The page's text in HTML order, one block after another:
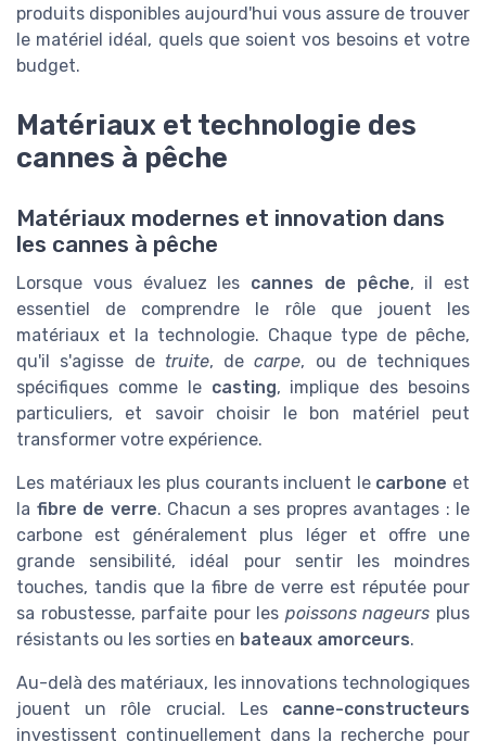
produits disponibles aujourd'hui vous assure de trouver
le matériel idéal, quels que soient vos besoins et votre
budget.
Matériaux et technologie des
cannes à pêche
Matériaux modernes et innovation dans
les cannes à pêche
Lorsque vous évaluez les cannes de pêche, il est
essentiel de comprendre le rôle que jouent les
matériaux et la technologie. Chaque type de pêche,
qu'il s'agisse de truite, decarpe, ou de techniques
spécifiques comme le casting, implique des besoins
particuliers, et savoir choisir le bon matériel peut
transformer votre expérience.
Les matériaux les plus courants incluent le carbone et
la fibre de verre. Chacun a ses propres avantages : le
carbone est généralement plus léger et offre une
grande sensibilité, idéal pour sentir les moindres
touches, tandis que la fibre de verre est réputée pour
sa robustesse, parfaite pour les poissons nageurs plus
résistants ou les sorties en bateaux amorceurs.
Au-delà des matériaux, les innovations technologiques
jouent un rôle crucial. Les canne-constructeurs
investissent continuellement dans la recherche pour